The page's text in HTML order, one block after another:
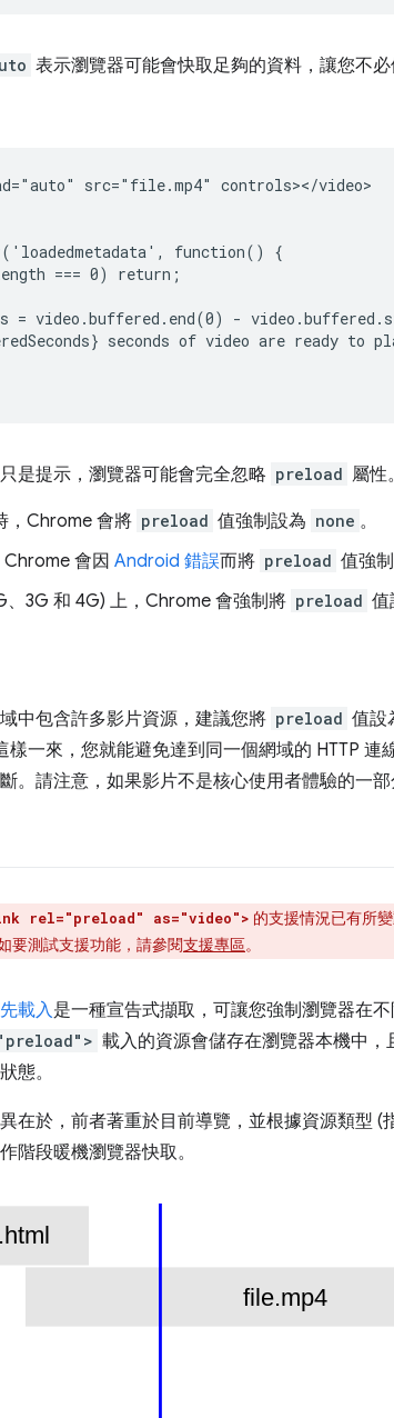
表示瀏覽器可能會快取足夠的資料，讓您不
src="file.mp4" controls></video>
function() {
=== 0) return;
= video.buffered.end(0) -
seconds of video are ready to
是提示，瀏覽器可能會完全忽略 preload 屬性
，Chrome 會將 preload 值強制設為 none 。
會因 Android 錯誤而將 preload 值強
、3G 和 4G) 上，Chrome 會強制將 preload 值
中包含許多影片資源，建議您將 preload 值設
樣一來，您就能避免達到同一個網域的 HTTP 連
。請注意，如果影片不是核心使用者體驗的一部
rel="preload" as="video"> 的支援情況已有所
要測試支援功能，請參閱支援專區。
載入是一種宣告式擷取，可讓您強制瀏覽器在
載入的資源會儲存在瀏覽器本機中
態。
在於，前者著重於目前導覽，並根據資源類型 (
階段暖機瀏覽器快取。